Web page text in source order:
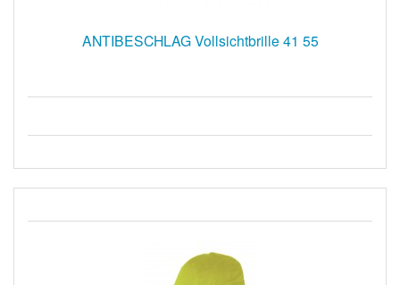
ANTIBESCHLAG Vollsichtbrille 41 55